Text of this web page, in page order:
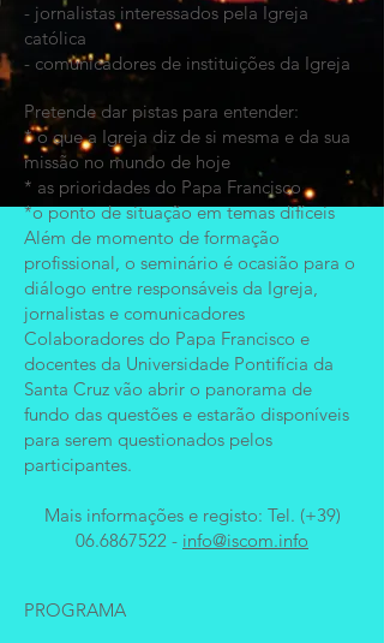
- jornalistas interessados pela Igreja
católica
- comunicadores de instituições da Igreja
Pretende dar pistas para entender:
* o que a Igreja diz de si mesma e da sua
missão no mundo de hoje
* as prioridades do Papa Francisco
*o ponto de situação em temas difíceis
Além de momento de formação
profissional, o seminário é ocasião para o
diálogo entre responsáveis da Igreja,
jornalistas e comunicadores
Colaboradores do Papa Francisco e
docentes da Universidade Pontifícia da
Santa Cruz vão abrir o panorama de
fundo das questões e estarão disponíveis
para serem questionados pelos
participantes.
Mais informações e registo: Tel. (+39)
06.6867522 - info@iscom.info
PROGRAMA